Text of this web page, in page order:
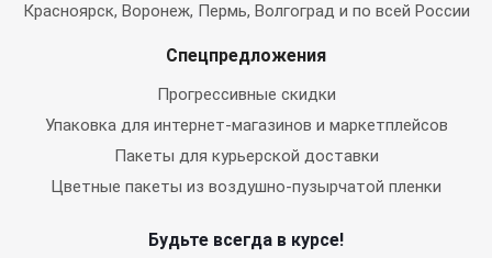
Красноярск, Воронеж, Пермь, Волгоград и по всей России
Спецпредложения
Прогрессивные скидки
Упаковка для интернет-магазинов и маркетплейсов
Пакеты для курьерской доставки
Цветные пакеты из воздушно-пузырчатой пленки
Будьте всегда в курсе!